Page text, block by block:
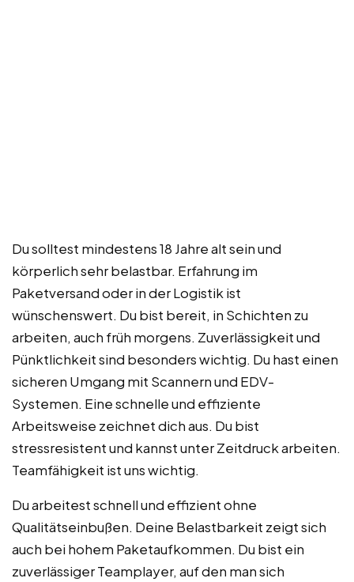
Du solltest mindestens 18 Jahre alt sein und
körperlich sehr belastbar. Erfahrung im
Paketversand oder in der Logistik ist
wünschenswert. Du bist bereit, in Schichten zu
arbeiten, auch früh morgens. Zuverlässigkeit und
Pünktlichkeit sind besonders wichtig. Du hast einen
sicheren Umgang mit Scannern und EDV-
Systemen. Eine schnelle und effiziente
Arbeitsweise zeichnet dich aus. Du bist
stressresistent und kannst unter Zeitdruck arbeiten.
Teamfähigkeit ist uns wichtig.
Du arbeitest schnell und effizient ohne
Qualitätseinbußen. Deine Belastbarkeit zeigt sich
auch bei hohem Paketaufkommen. Du bist ein
zuverlässiger Teamplayer, auf den man sich